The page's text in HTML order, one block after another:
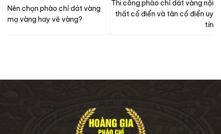
Nên chọn phào chỉ dát vàng
mạ vàng hay vẽ vàng?
Thi công phào chỉ dát vàng nội
thất cổ điển và tân cổ điển uy
tín